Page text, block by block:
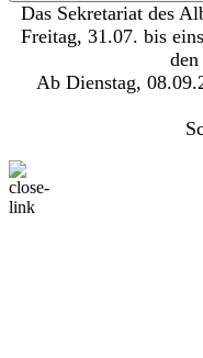
Das Sekretariat des
Freitag, 31.07. bis
Ab Dienstag,